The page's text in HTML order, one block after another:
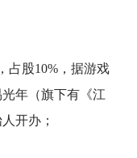
占股10%，据游戏
年（旗下有《江
开办；